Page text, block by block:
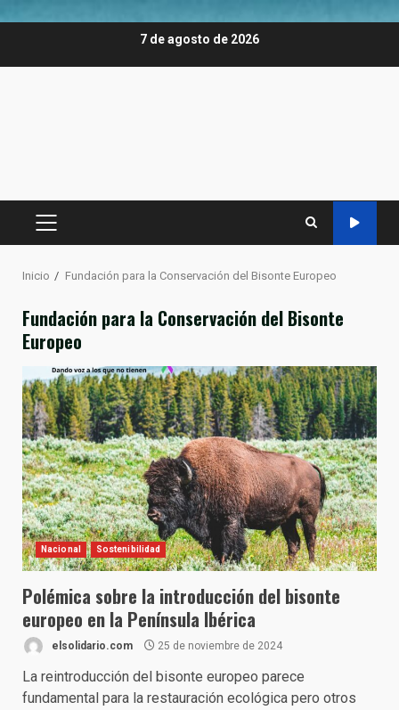
7 de agosto de 2026
MENÚ
Inicio Fundación para la Conservación del Bisonte Europeo
Fundación para la Conservación del Bisonte
Europeo
Nacional Sostenibilidad
Polémica sobre la introducción del bisonte
europeo en la Península Ibérica
elsolidario.com 25 de noviembre de 2024
La reintroducción del bisonte europeo parece
fundamental para la restauración ecológica pero otros